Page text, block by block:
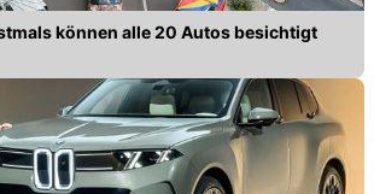
können alle 20 Autos besichtigt